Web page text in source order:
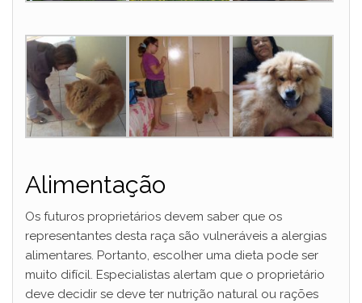
Alimentação
Os futuros proprietários devem saber que os
representantes desta raça são vulneráveis ​​a alergias
alimentares. Portanto, escolher uma dieta pode ser
muito difícil. Especialistas alertam que o proprietário
deve decidir se deve ter nutrição natural ou rações